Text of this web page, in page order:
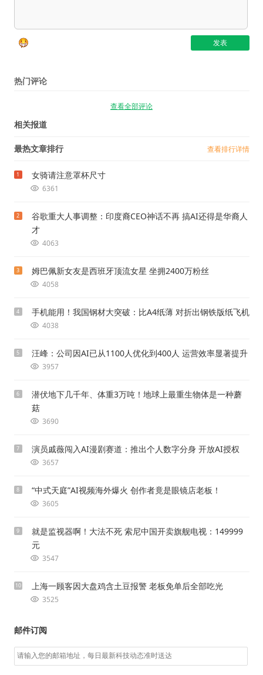
热门评论
查看全部评论
相关报道
最热文章排行 查看排行详情
1 女骑请注意罩杯尺寸
6361
2
谷歌重大人事调整：印度裔CEO神话不再 搞AI还得是华裔人
才
4063
3 姆巴佩新女友是西班牙顶流女星 坐拥2400万粉丝
4058
4 手机能用！我国钢材大突破：比A4纸薄 对折出钢铁版纸飞机
4038
5 汪峰：公司因AI已从1100人优化到400人 运营效率显著提升
3957
6
潜伏地下几千年、体重3万吨！地球上最重生物体是一种蘑
菇
3690
7 演员戚薇闯入AI漫剧赛道：推出个人数字分身 开放AI授权
3657
8 “中式天庭”AI视频海外爆火 创作者竟是眼镜店老板！
3605
9
就是监视器啊！大法不死 索尼中国开卖旗舰电视：149999
元
3547
10 上海一顾客因大盘鸡含土豆报警 老板免单后全部吃光
3525
邮件订阅